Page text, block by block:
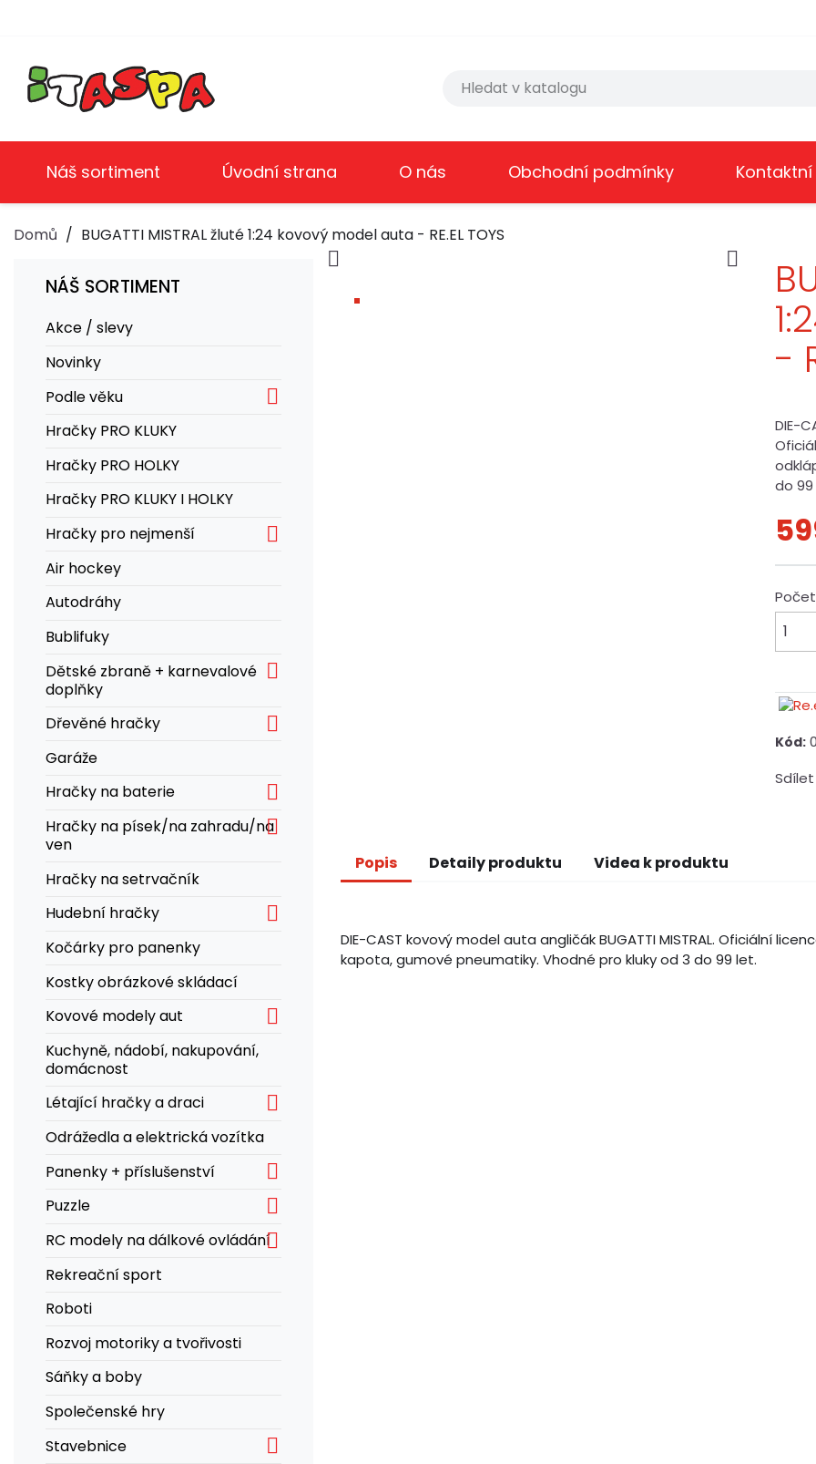
Náš sortiment Úvodní strana O nás Obchodní podmínky
Domů BUGATTI MISTRAL žluté 1:24 kovový model auta - RE.EL TOYS
NÁŠ SORTIMENT
Akce / slevy
Novinky
Podle věku

Hračky PRO KLUKY
Hračky PRO HOLKY
Hračky PRO KLUKY I HOLKY
Hračky pro nejmenší

Air hockey
Autodráhy
Bublifuky
Dětské zbraně + karnevalové
doplňky

Dřevěné hračky 
Garáže
Hračky na baterie

Hračky na písek/na zahradu/na
ven

Hračky na setrvačník
Hudební hračky

Kočárky pro panenky
Kostky obrázkové skládací
Kovové modely aut

Kuchyně, nádobí, nakupování,
domácnost
Létající hračky a draci

Odrážedla a elektrická vozítka
Panenky + příslušenství

Puzzle 
RC modely na dálkové ovládání
Rekreační sport
Roboti
Rozvoj motoriky a tvořivosti
Sáňky a boby
Společenské hry
Stavebnice

 
-
DIE-
do
Počet
Kód:
Sdílet
Popis Detaily produktu Videa k produktu
DIE-CAST kovový model auta angličák BUGATTI MISTRAL. Oficiální
kapota, gumové pneumatiky. Vhodné pro kluky od 3 do 99 let.